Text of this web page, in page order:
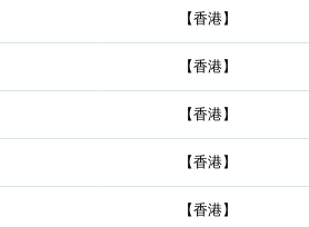
【香港】
【香港】
【香港】
【香港】
【香港】